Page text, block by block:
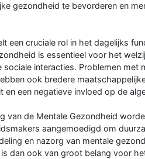
gezondheid te bevorderen en
een cruciale rol in het dagelijks
is essentieel voor het
interacties. Problemen met
ook bredere
een negatieve invloed op de
van de Mentale Gezondheid
aangemoedigd om
en nazorg van mentale
is dan ook van groot belang voor